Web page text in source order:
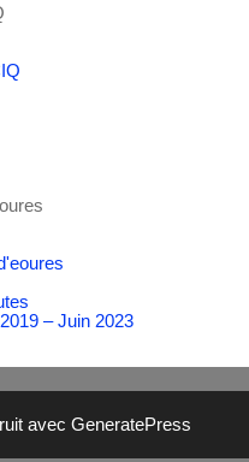
– Juin 2023
avec GeneratePress